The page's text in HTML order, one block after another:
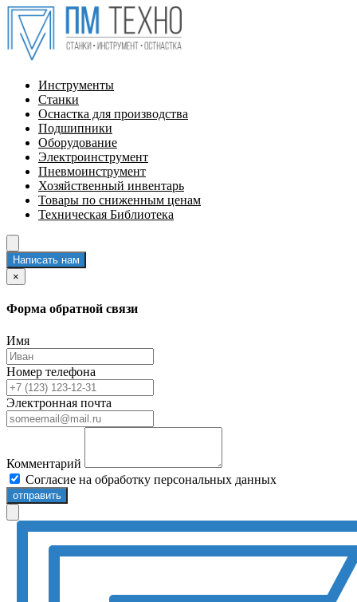
Инструменты
Станки
Оснастка для производства
Подшипники
Оборудование
Электроинструмент
Пневмоинструмент
Хозяйственный инвентарь
Товары по сниженным ценам
Техническая Библиотека
Написать нам
×
Форма обратной связи
Имя
Номер телефона
Электронная почта
Комментарий
Согласие на обработку персональных данных
отправить